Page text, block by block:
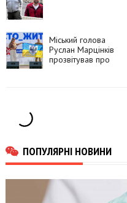
Міський голова
Руслан Марцінків
прозвітував про
ПОПУЛЯРНІ НОВИНИ